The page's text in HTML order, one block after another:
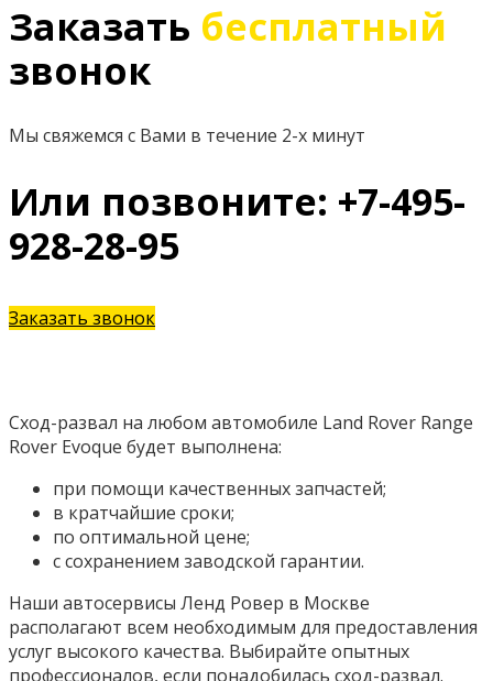
Заказать бесплатный
звонок
Мы свяжемся с Вами в течение 2-х минут
Или позвоните: +7-495-
928-28-95
Заказать звонок
Сход-развал на любом автомобиле Land Rover Range
Rover Evoque будет выполнена:
при помощи качественных запчастей;
в кратчайшие сроки;
по оптимальной цене;
с сохранением заводской гарантии.
Наши автосервисы Ленд Ровер в Москве
располагают всем необходимым для предоставления
услуг высокого качества. Выбирайте опытных
профессионалов, если понадобилась сход-развал.